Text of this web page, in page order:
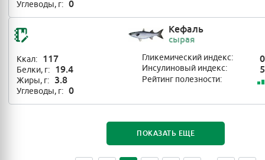
Углеводы, г: 0
Кефаль
сырая
Ккал: 117
Белки, г: 19.4
Жиры, г: 3.8
Углеводы, г: 0
Гликемический индекс: 0
Инсулиновый индекс:
Рейтинг полезности:
ПОКАЗАТЬ ЕЩЕ